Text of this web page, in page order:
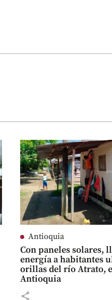
Antioquia
Con paneles solares,
energía a habitantes
orillas del río Atrato,
Antioquia
share